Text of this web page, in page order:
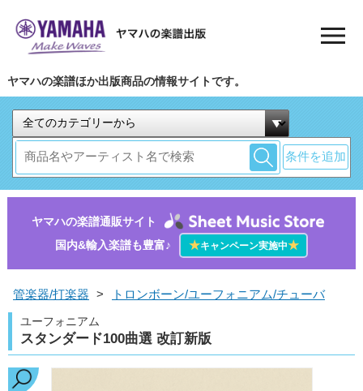
ヤマハの楽譜ほか出版商品の情報サイトです。
条件を追加
ヤマハの楽譜通販サイト
国内&輸入楽譜も豊富♪
★キャンペーン実施中★
管楽器/打楽器 > トロンボーン/ユーフォニアム/チューバ
ユーフォニアム
スタンダード100曲選 改訂新版